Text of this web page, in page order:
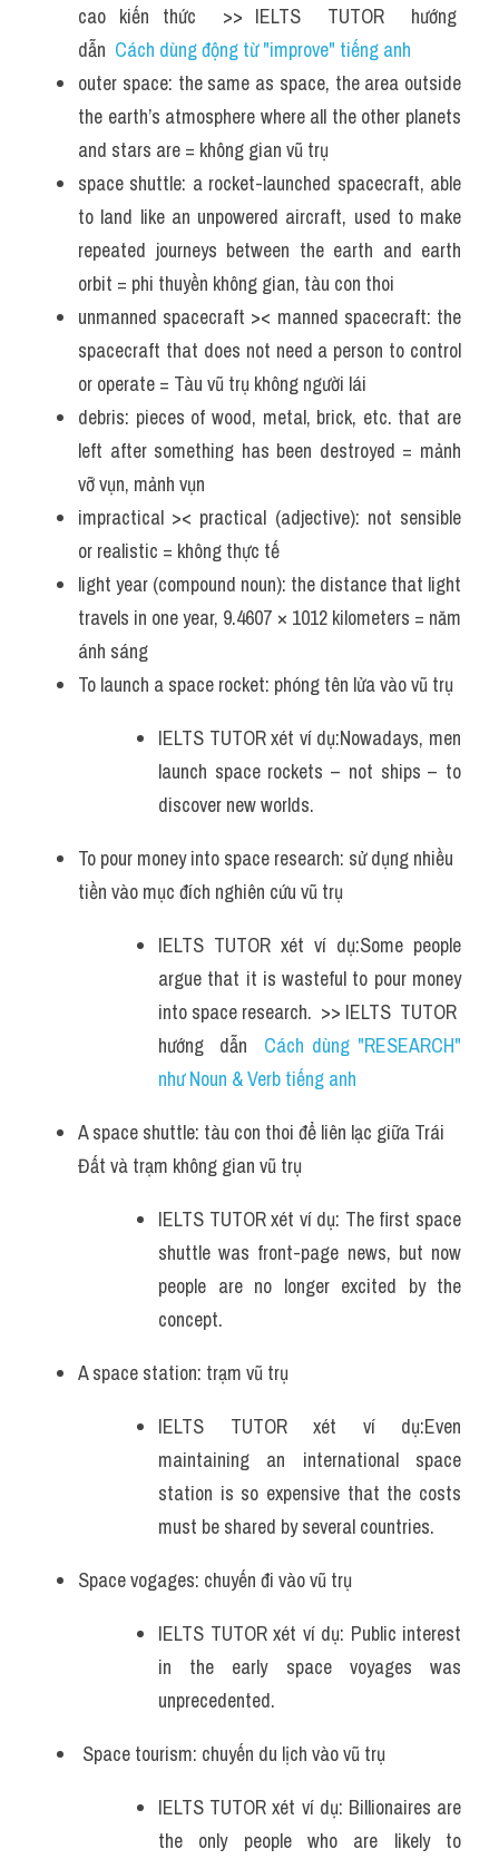
cao kiến thức  >> IELTS  TUTOR  hướng
dẫn Cách dùng động từ "improve" tiếng anh
outer space: the same as space, the area outside
the earth’s atmosphere where all the other planets
and stars are = không gian vũ trụ
space shuttle: a rocket-launched spacecraft, able
to land like an unpowered aircraft, used to make
repeated journeys between the earth and earth
orbit = phi thuyền không gian, tàu con thoi
unmanned spacecraft >< manned spacecraft: the
spacecraft that does not need a person to control
or operate = Tàu vũ trụ không người lái
debris: pieces of wood, metal, brick, etc. that are
left after something has been destroyed = mảnh
vỡ vụn, mảnh vụn
impractical >< practical (adjective): not sensible
or realistic = không thực tế
light year (compound noun): the distance that light
travels in one year, 9.4607 × 1012 kilometers = năm
ánh sáng
To launch a space rocket: phóng tên lửa vào vũ trụ
IELTS TUTOR xét ví dụ:Nowadays, men
launch space rockets – not ships – to
discover new worlds.
To pour money into space research: sử dụng nhiều
tiền vào mục đích nghiên cứu vũ trụ
IELTS TUTOR xét ví dụ:Some people
argue that it is wasteful to pour money
into space research.  >> IELTS  TUTOR
hướng  dẫn Cách dùng "RESEARCH"
như Noun & Verb tiếng anh
A space shuttle: tàu con thoi để liên lạc giữa Trái
Đất và trạm không gian vũ trụ
IELTS TUTOR xét ví dụ: The first space
shuttle was front-page news, but now
people are no longer excited by the
concept.
A space station: trạm vũ trụ
IELTS TUTOR xét ví dụ:Even
maintaining an international space
station is so expensive that the costs
must be shared by several countries.
Space vogages: chuyến đi vào vũ trụ
IELTS TUTOR xét ví dụ: Public interest
in the early space voyages was
unprecedented.
Space tourism: chuyến du lịch vào vũ trụ
IELTS TUTOR xét ví dụ: Billionaires are
the only people who are likely to